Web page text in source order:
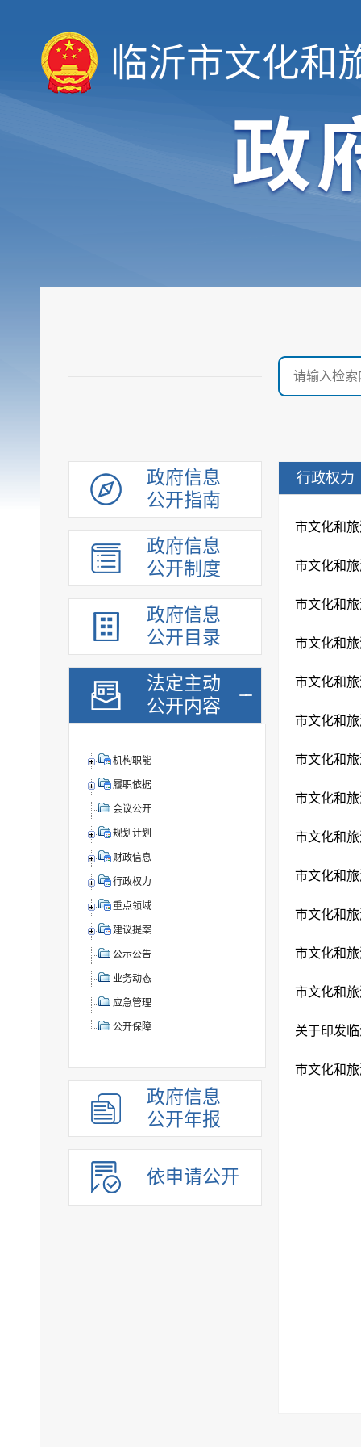
临沂市文化和
政府信息
公开指南
政府信息
公开制度
政府信息
公开目录
法定主动
公开内容
机构职能
履职依据
会议公开
规划计划
财政信息
行政权力
重点领域
建议提案
公示公告
业务动态
应急管理
公开保障
政府信息
公开年报
依申请公开
行政权力
市文化和
市文化和
市文化和
市文化和
市文化和
市文化和
市文化和
市文化和
市文化和
市文化和
市文化和
市文化和
市文化和
市文化和